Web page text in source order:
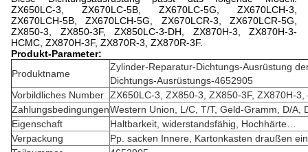
ZX650LC-3, ZX670LC-5B, ZX670LC-5G, ZX670LCH-3,
ZX670LCH-5B, ZX670LCH-5G, ZX670LCR-3, ZX670LCR-5G,
ZX850-3, ZX850-3F, ZX850LC-3-DH, ZX870H-3, ZX870H-3-
HCMC, ZX870H-3F, ZX870R-3, ZX870R-3F.
Produkt-Parameter:
Produktname
Zylinder-Reparatur-Dichtungs-Ausrüstung
Dichtungs-Ausrüstungs-4652905
Vorbildliches Number ZX650LC-3, ZX850-3, ZX850-3F, ZX870H-3,
ZahlungsbedingungenWestern Union, L/C, T/T, Geld-Gramm, D/A,
Eigenschaft
Haltbarkeit, widerstandsfähig, Hochhärte…
Verpackung
Pp. sacken Innere, Kartonkasten draußen ein